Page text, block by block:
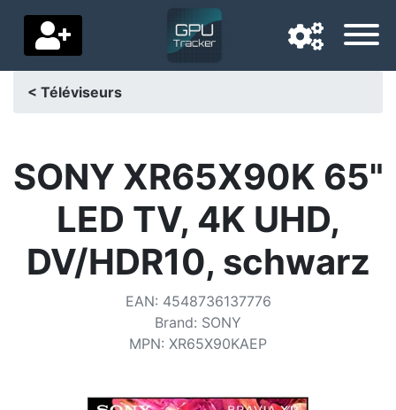
Pays de livraison
Accueil
Baisses de prix
Paramètres
Conditions
< Téléviseurs
SONY XR65X90K 65"
LED TV, 4K UHD,
DV/HDR10, schwarz
EAN: 4548736137776
Brand: SONY
MPN: XR65X90KAEP